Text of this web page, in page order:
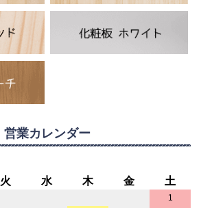
営業カレンダー
火 水 木 金 土
1